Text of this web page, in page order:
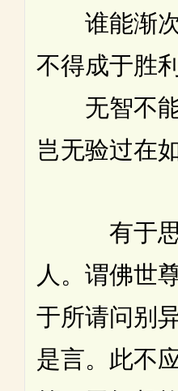
谁能渐
不得成于胜
无智不
岂无验过在
有于思
人。谓佛世
于所请问别
是言。此不